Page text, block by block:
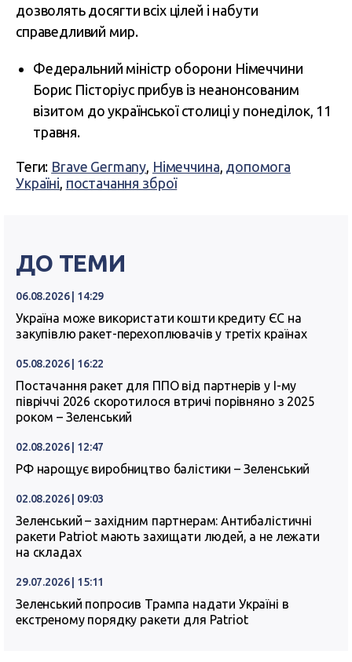
дозволять досягти всіх цілей і набути
справедливий мир.
Федеральний міністр оборони Німеччини
Борис Пісторіус прибув із неанонсованим
візитом до української столиці у понеділок, 11
травня.
Теги: Brave Germany Німеччина допомога
Україні постачання зброї
ДО ТЕМИ
06.08.2026 | 14:29
Україна може використати кошти кредиту ЄС на
закупівлю ракет-перехоплювачів у третіх країнах
05.08.2026 | 16:22
Постачання ракет для ППО від партнерів у I-му
півріччі 2026 скоротилося втричі порівняно з 2025
роком – Зеленський
02.08.2026 | 12:47
РФ нарощує виробництво балістики – Зеленський
02.08.2026 | 09:03
Зеленський – західним партнерам: Антибалістичні
ракети Patriot мають захищати людей, а не лежати
на складах
29.07.2026 | 15:11
Зеленський попросив Трампа надати Україні в
екстреному порядку ракети для Patriot